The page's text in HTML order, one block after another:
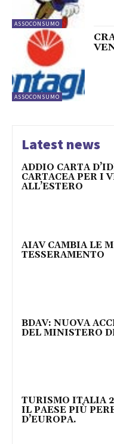
ASSOCONSUMO
ASSOCONSUMO
Latest news
ADDIO CARTA
CARTACEA PER I
ALL’ESTERO
AIAV CAMBIA LE
TESSERAMENTO
BDAV: NUOVA
DEL MINISTERO
TURISMO ITALIA
IL PAESE PIÙ
D’EUROPA.